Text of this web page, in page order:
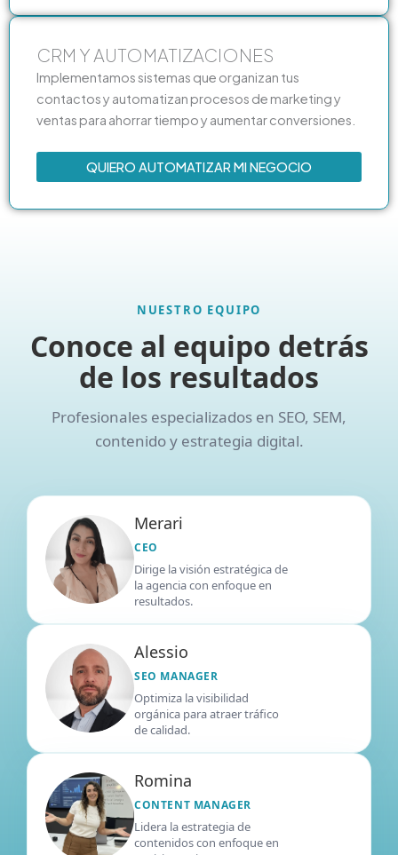
CRM Y AUTOMATIZACIONES
Implementamos sistemas que organizan tus
contactos y automatizan procesos de marketing y
ventas para ahorrar tiempo y aumentar conversiones.
QUIERO AUTOMATIZAR MI NEGOCIO
NUESTRO EQUIPO
Conoce al equipo detrás
de los resultados
Profesionales especializados en SEO, SEM,
contenido y estrategia digital.
Merari
CEO
Dirige la visión estratégica de
la agencia con enfoque en
resultados.
Alessio
SEO MANAGER
Optimiza la visibilidad
orgánica para atraer tráfico
de calidad.
Romina
CONTENT MANAGER
Lidera la estrategia de
contenidos con enfoque en